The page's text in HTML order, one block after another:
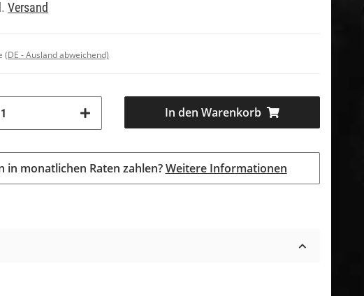
Versand
(DE - Ausland abweichend)
In den Warenkorb
in monatlichen Raten zahlen?Weitere Informationen